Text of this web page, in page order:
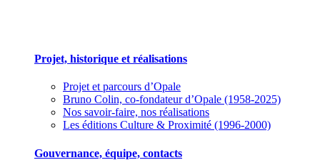
Projet, historique et réalisations
Projet et parcours d’Opale
Bruno Colin, co-fondateur d’Opale (1958-2025)
Nos savoir-faire, nos réalisations
Les éditions Culture & Proximité (1996-2000)
Gouvernance, équipe, contacts